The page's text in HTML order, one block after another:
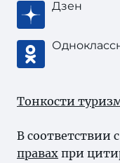
Дзен
Тонкости
В соответствии
правах при